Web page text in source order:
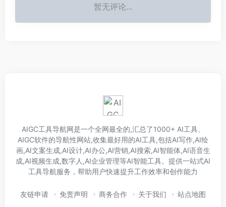
暂无评论...
AIGC工具导航网是一个全网最全的,汇总了1000+ AI工具、
AIGC软件的导航性网站,收集最好用的AI工具,包括AI写作,AI绘
画,AI文案生成,AI设计,AI办公,AI营销,AI搜索,AI智能体,AI语音生
成,AI视频生成,数字人,AI企业管理等AI智能工具。提供一站式AI
工具导航服务，帮助用户快速提升工作效率和创作能力
友链申请 免责声明 商务合作 关于我们 站点地图